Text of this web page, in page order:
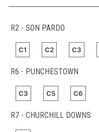
R2 - SON PARDO
C1 C2 C3
R6 - PUNCHESTOWN
C3 C5 C6
R7 - CHURCHILL DOWNS